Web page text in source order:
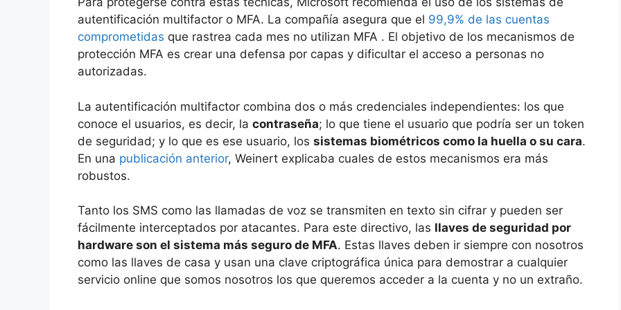
autentificación multifactor o MFA. La compañía asegura que el 99,9% de las cuentas
comprometidas que rastrea cada mes no utilizan MFA . El objetivo de los mecanismos de
protección MFA es crear una defensa por capas y dificultar el acceso a personas no
autorizadas.
La autentificación multifactor combina dos o más credenciales independientes: los que
conoce el usuarios, es decir, la contraseña; lo que tiene el usuario que podría ser un token
de seguridad; y lo que es ese usuario, los sistemas biométricos como la huella o su cara.
En una publicación anterior, Weinert explicaba cuales de estos mecanismos era más
robustos.
Tanto los SMS como las llamadas de voz se transmiten en texto sin cifrar y pueden ser
fácilmente interceptados por atacantes. Para este directivo, las llaves de seguridad por
hardware son el sistema más seguro de MFA. Estas llaves deben ir siempre con nosotros
como las llaves de casa y usan una clave criptográfica única para demostrar a cualquier
servicio online que somos nosotros los que queremos acceder a la cuenta y no un extraño.